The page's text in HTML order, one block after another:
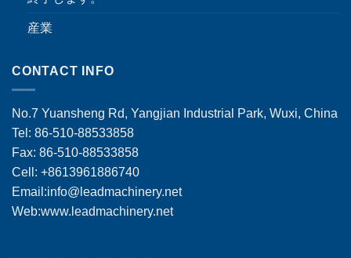
産業
CONTACT INFO
No.7 Yuansheng Rd, Yangjian Industrial Park, Wuxi, China
Tel: 86-510-88533858
Fax: 86-510-88533858
Cell: +8613961886740
Email:info@leadmachinery.net
Web:www.leadmachinery.net